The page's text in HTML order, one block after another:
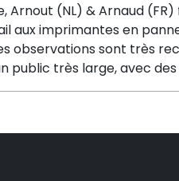
Arnout (NL) & Arnaud
aux imprimantes en
observations sont très
public très large, avec